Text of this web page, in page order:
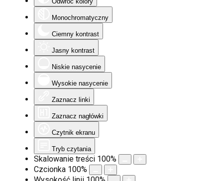
Monochromatyczny
Ciemny kontrast
Jasny kontrast
Niskie nasycenie
Wysokie nasycenie
Zaznacz linki
Zaznacz nagłówki
Czytnik ekranu
Tryb czytania
Skalowanie treści 100%
Czcionka 100%